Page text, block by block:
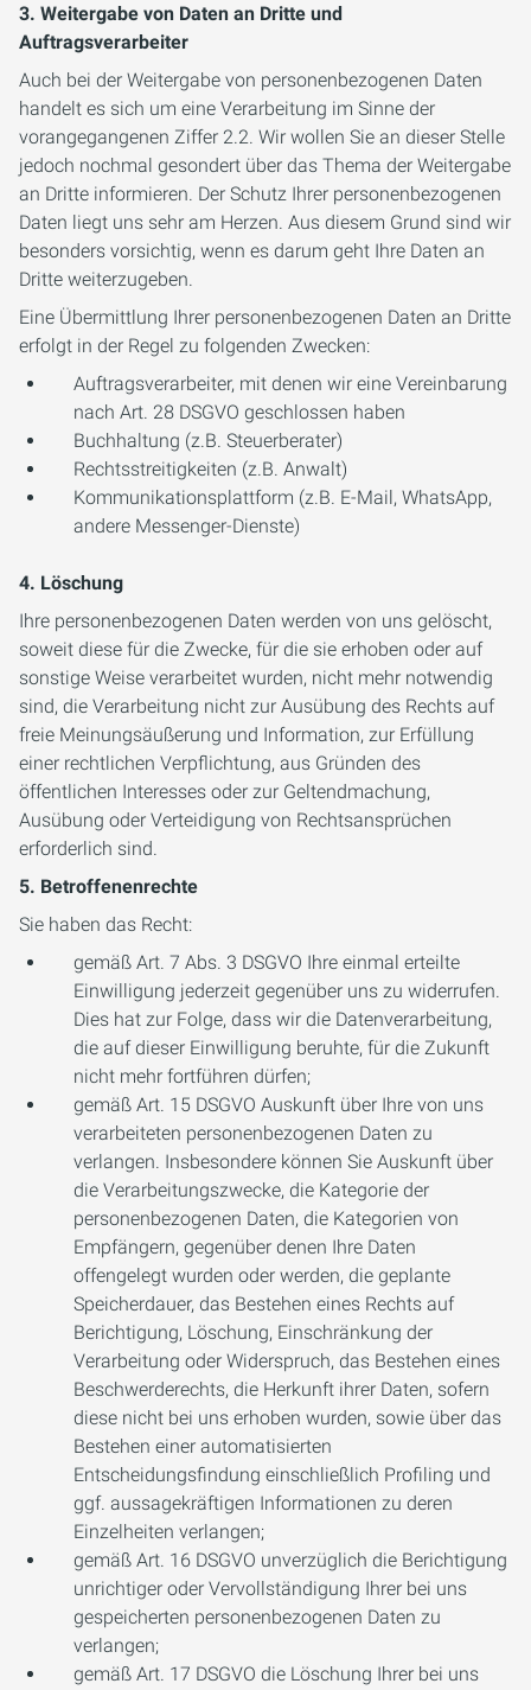
3. Weitergabe von Daten an Dritte und
Auftragsverarbeiter
Auch bei der Weitergabe von personenbezogenen Daten
handelt es sich um eine Verarbeitung im Sinne der
vorangegangenen Ziffer 2.2. Wir wollen Sie an dieser Stelle
jedoch nochmal gesondert über das Thema der Weitergabe
an Dritte informieren. Der Schutz Ihrer personenbezogenen
Daten liegt uns sehr am Herzen. Aus diesem Grund sind wir
besonders vorsichtig, wenn es darum geht Ihre Daten an
Dritte weiterzugeben.
Eine Übermittlung Ihrer personenbezogenen Daten an Dritte
erfolgt in der Regel zu folgenden Zwecken:
Auftragsverarbeiter, mit denen wir eine Vereinbarung
nach Art. 28 DSGVO geschlossen haben
Buchhaltung (z.B. Steuerberater)
Rechtsstreitigkeiten (z.B. Anwalt)
Kommunikationsplattform (z.B. E-Mail, WhatsApp,
andere Messenger-Dienste)
4. Löschung
Ihre personenbezogenen Daten werden von uns gelöscht,
soweit diese für die Zwecke, für die sie erhoben oder auf
sonstige Weise verarbeitet wurden, nicht mehr notwendig
sind, die Verarbeitung nicht zur Ausübung des Rechts auf
freie Meinungsäußerung und Information, zur Erfüllung
einer rechtlichen Verpflichtung, aus Gründen des
öffentlichen Interesses oder zur Geltendmachung,
Ausübung oder Verteidigung von Rechtsansprüchen
erforderlich sind.
5. Betroffenenrechte
Sie haben das Recht:
gemäß Art. 7 Abs. 3 DSGVO Ihre einmal erteilte
Einwilligung jederzeit gegenüber uns zu widerrufen.
Dies hat zur Folge, dass wir die Datenverarbeitung,
die auf dieser Einwilligung beruhte, für die Zukunft
nicht mehr fortführen dürfen;
gemäß Art. 15 DSGVO Auskunft über Ihre von uns
verarbeiteten personenbezogenen Daten zu
verlangen. Insbesondere können Sie Auskunft über
die Verarbeitungszwecke, die Kategorie der
personenbezogenen Daten, die Kategorien von
Empfängern, gegenüber denen Ihre Daten
offengelegt wurden oder werden, die geplante
Speicherdauer, das Bestehen eines Rechts auf
Berichtigung, Löschung, Einschränkung der
Verarbeitung oder Widerspruch, das Bestehen eines
Beschwerderechts, die Herkunft ihrer Daten, sofern
diese nicht bei uns erhoben wurden, sowie über das
Bestehen einer automatisierten
Entscheidungsfindung einschließlich Profiling und
ggf. aussagekräftigen Informationen zu deren
Einzelheiten verlangen;
gemäß Art. 16 DSGVO unverzüglich die Berichtigung
unrichtiger oder Vervollständigung Ihrer bei uns
gespeicherten personenbezogenen Daten zu
verlangen;
gemäß Art. 17 DSGVO die Löschung Ihrer bei uns